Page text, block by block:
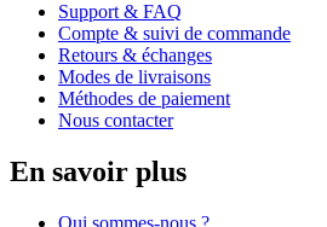
Support & FAQ
Compte & suivi de commande
Retours & échanges
Modes de livraisons
Méthodes de paiement
Nous contacter
En savoir plus